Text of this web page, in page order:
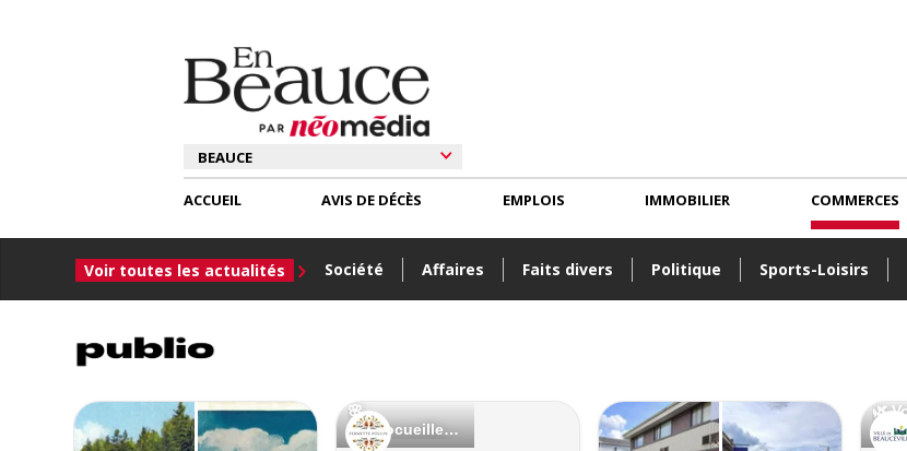
ACCUEIL
Voir toutes les actualités Société Affaires Faits divers Politique Sports-Loisirs
AVIS DE DÉCÈS EMPLOIS IMMOBILIER COMMERCES